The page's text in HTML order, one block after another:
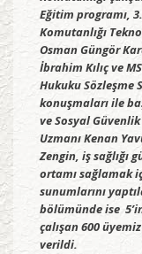
Eğitim programı,
Komutanlığı
Osman Güngör
İbrahim Kılıç ve
Hukuku Sözleşme
konuşmaları ile
ve Sosyal Güvenlik
Uzmanı Kenan
Zengin, iş sağlığı
ortamı sağlamak
sunumlarını
bölümünde ise
çalışan 600
verildi.